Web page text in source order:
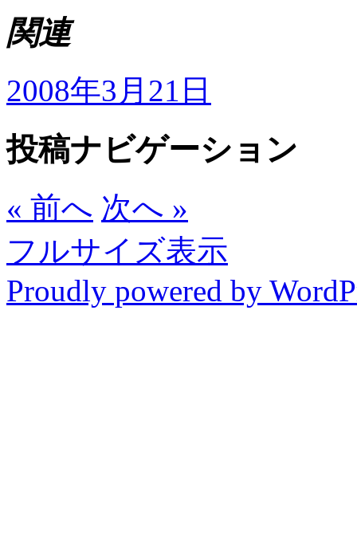
関連
2008年3月21日
投稿ナビゲーション
« 前へ 次へ »
フルサイズ表示
Proudly powered by